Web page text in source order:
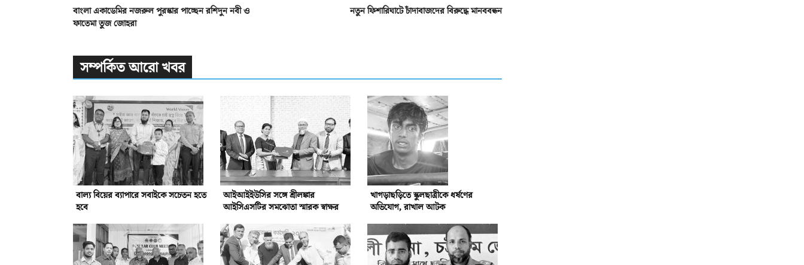
বাংলা একাডেমির নজরুল পুরস্কার পাচ্ছেন রশিদুন নবী ও
ফাতেমা তুজ জোহরা
নতুন ফিশারিঘাটে চাঁদাবাজদের বিরুদ্ধে মানববন্ধন
সম্পর্কিত আরো খবর
বাল্য বিয়ের ব্যাপারে সবাইকে সচেতন হতে
হবে
আইআইইউসির সঙ্গে শ্রীলঙ্কার
আইসিএসটির সমঝোতা স্মারক স্বাক্ষর
খাগড়াছড়িতে স্কুলছাত্রীকে ধর্ষণের
অভিযোগ, রাখাল আটক